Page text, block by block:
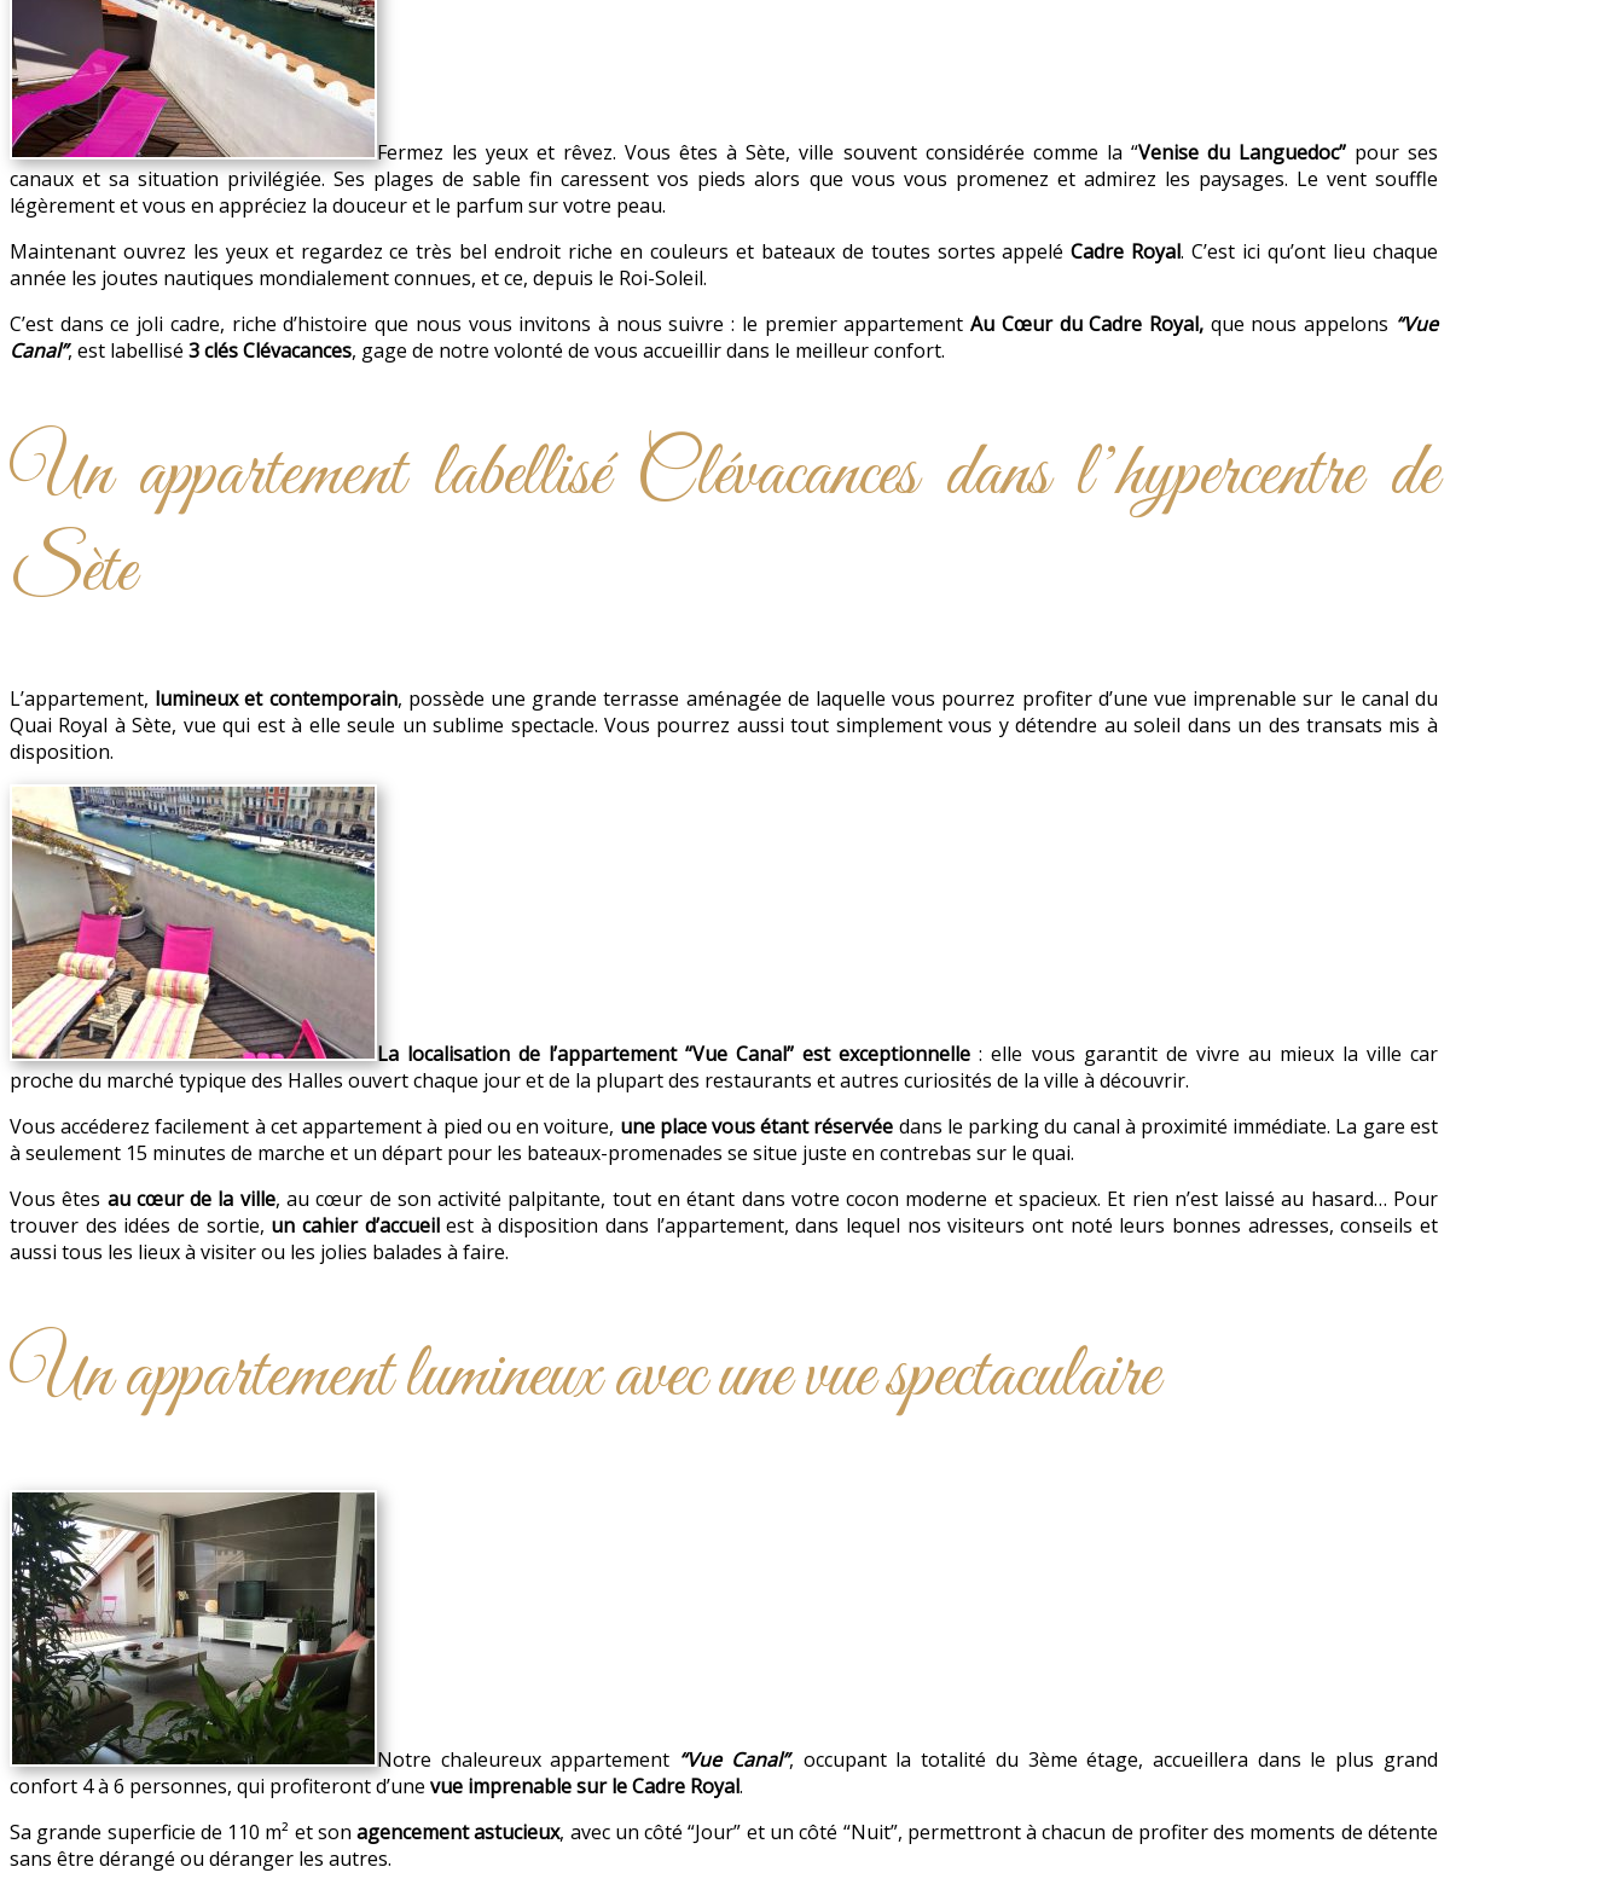
Fermez les yeux et rêvez. Vous êtes à Sète, ville souvent considérée comme la “Venise du Languedoc”pour ses
canaux et sa situation privilégiée. Ses plages de sable fin caressent vos pieds alors que vous vous promenez et admirez les paysages. Le vent souffle
légèrement et vous en appréciez la douceur et le parfum sur votre peau.
Maintenant ouvrez les yeux et regardez ce très bel endroit riche en couleurs et bateaux de toutes sortes appeléCadre Royal. C’est ici qu’ont lieu chaque
année les joutes nautiques mondialement connues, et ce, depuis le Roi-Soleil.
C’est dans ce joli cadre, riche d’histoire que nous vous invitons à nous suivre : le premier appartementAu Cœur du Cadre Royal, que nous appelons “Vue
Canal”, est labellisé 3 clés Clévacances, gage de notre volonté de vous accueillir dans le meilleur confort.
Un appartement labellisé Clévacances dans l’hypercentre de
Sète
L’appartement, lumineux et contemporain, possède une grande terrasse aménagée de laquelle vous pourrez profiter d’une vue imprenable sur le canal du
Quai Royal à Sète, vue qui est à elle seule un sublime spectacle. Vous pourrez aussi tout simplement vous y détendre au soleil dans un des transats mis à
disposition.
La localisation de l’appartement “Vue Canal” est exceptionnelle : elle vous garantit de vivre au mieux la ville car
proche du marché typique des Halles ouvert chaque jour et de la plupart des restaurants et autres curiosités de la ville à découvrir.
Vous accéderez facilement à cet appartement à pied ou en voiture, une place vous étant réservée dans le parking du canal à proximité immédiate. La gare est
à seulement 15 minutes de marche et un départ pour les bateaux-promenades se situe juste en contrebas sur le quai.
Vous êtes au cœur de la ville, au cœur de son activité palpitante, tout en étant dans votre cocon moderne et spacieux. Et rien n’est laissé au hasard… Pour
trouver des idées de sortie, un cahier d’accueilest à disposition dans l’appartement, dans lequel nos visiteurs ont noté leurs bonnes adresses, conseils et
aussi tous les lieux à visiter ou les jolies balades à faire.
Un appartement lumineux avec une vue spectaculaire
Notre chaleureux appartement “Vue Canal”, occupant la totalité du 3ème étage, accueillera dans le plus grand
confort 4 à 6 personnes, qui profiteront d’une vue imprenable sur le Cadre Royal.
Sa grande superficie de 110 m² et sonagencement astucieux, avec un côté “Jour” et un côté “Nuit”, permettront à chacun de profiter des moments de détente
sans être dérangé ou déranger les autres.